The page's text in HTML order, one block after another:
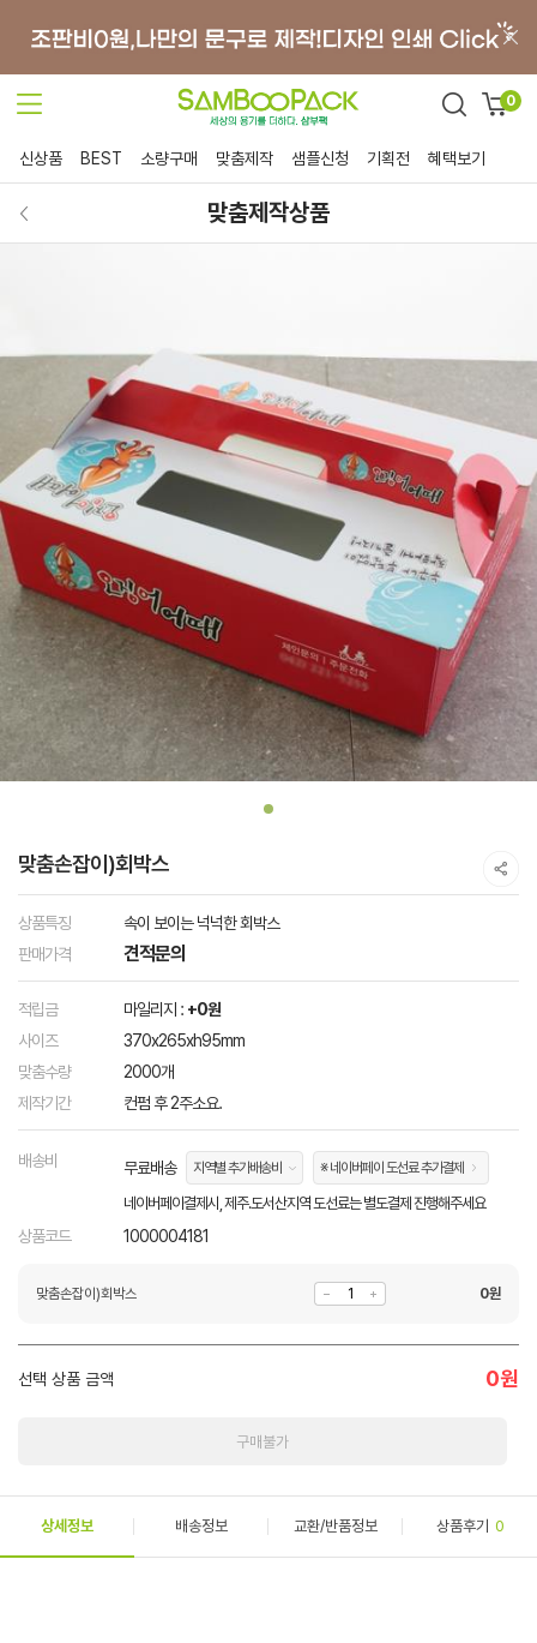
0
신상품 BEST 소량구매 맞춤제작 샘플신청 기획전 혜택보기
맞춤제작상품
맞춤손잡이)회박스
상품특징
속이 보이는 넉넉한 회박스
판매가격
견적문의
적립금 마일리지 : +0원
사이즈
370x265xh95mm
맞춤수량
2000개
제작기간
컨펌 후 2주소요.
배송비 무료배송 지역별 추가배송비 ※ 네이버페이 도선료 추가결제
네이버페이결제시, 제주.도서산지역 도선료는 별도결제 진행해주세요
상품코드 1000004181
맞춤손잡이)회박스 0원
선택 상품 금액 0원
구매불가
상세정보 배송정보 교환/반품정보 상품후기 0